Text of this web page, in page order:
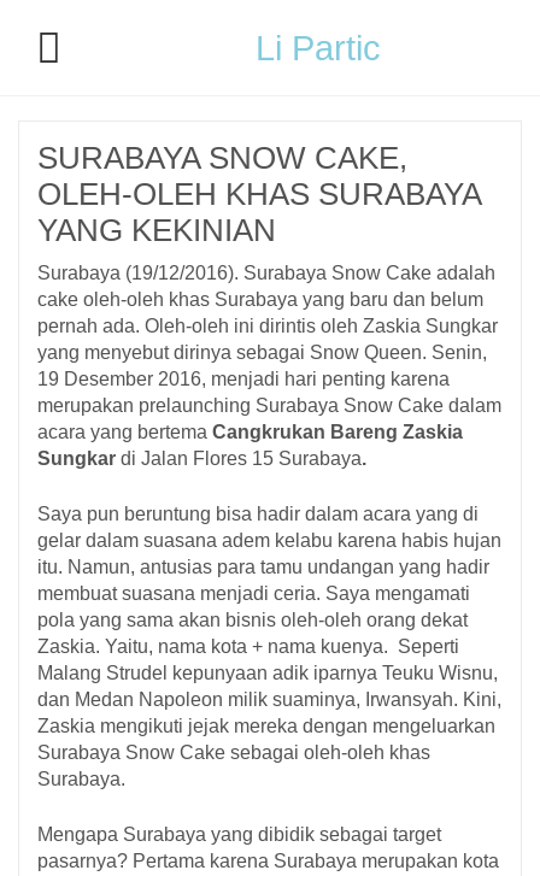
Li Partic
SURABAYA SNOW CAKE,
OLEH-OLEH KHAS SURABAYA
YANG KEKINIAN
Surabaya (19/12/2016). Surabaya Snow Cake adalah
cake oleh-oleh khas Surabaya yang baru dan belum
pernah ada. Oleh-oleh ini dirintis oleh Zaskia Sungkar
yang menyebut dirinya sebagai Snow Queen. Senin,
19 Desember 2016, menjadi hari penting karena
merupakan prelaunching Surabaya Snow Cake dalam
acara yang bertema Cangkrukan Bareng Zaskia
Sungkar di Jalan Flores 15 Surabaya.
Saya pun beruntung bisa hadir dalam acara yang di
gelar dalam suasana adem kelabu karena habis hujan
itu. Namun, antusias para tamu undangan yang hadir
membuat suasana menjadi ceria. Saya mengamati
pola yang sama akan bisnis oleh-oleh orang dekat
Zaskia. Yaitu, nama kota + nama kuenya. Seperti
Malang Strudel kepunyaan adik iparnya Teuku Wisnu,
dan Medan Napoleon milik suaminya, Irwansyah. Kini,
Zaskia mengikuti jejak mereka dengan mengeluarkan
Surabaya Snow Cake sebagai oleh-oleh khas
Surabaya.
Mengapa Surabaya yang dibidik sebagai target
pasarnya? Pertama karena Surabaya merupakan kota